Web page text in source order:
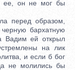
ее, он не мог бы
перед образом,
бархатную
Вадим ей открыл
на лик
и если б бог
не молились бы